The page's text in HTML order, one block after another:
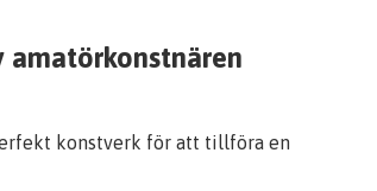
konstverk för att tillföra en